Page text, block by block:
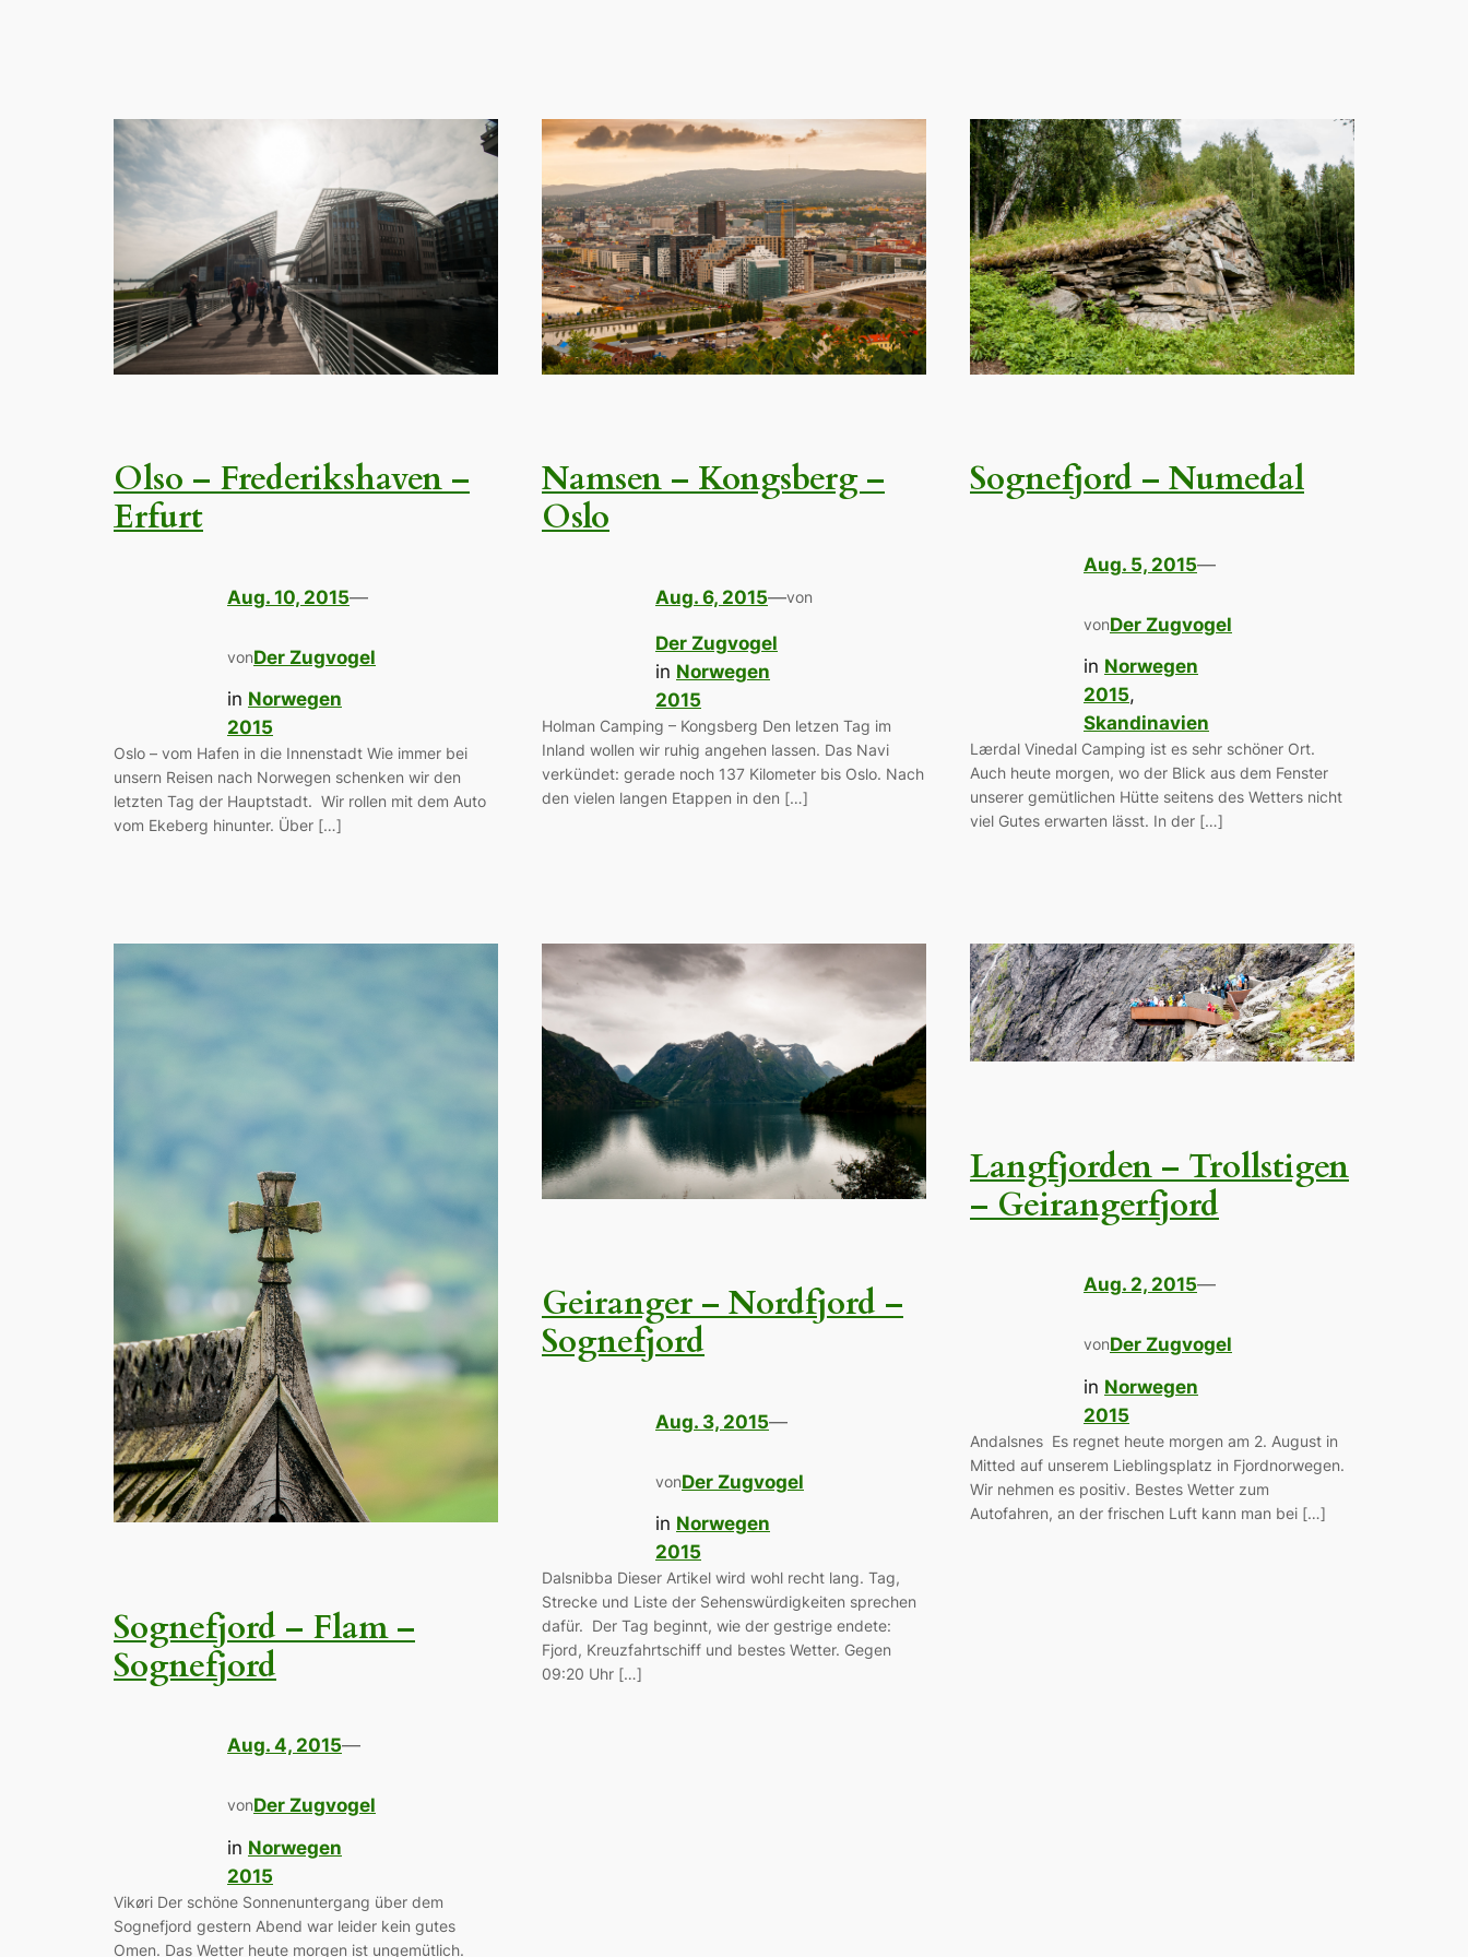
Olso – Frederikshaven –
Erfurt
Aug. 10, 2015—
vonDer Zugvogel
in Norwegen
2015
Oslo – vom Hafen in die Innenstadt Wie immer bei
unsern Reisen nach Norwegen schenken wir den
letzten Tag der Hauptstadt. Wir rollen mit dem Auto
vom Ekeberg hinunter. Über […]
Namsen – Kongsberg –
Oslo
Aug. 6, 2015—von
Der Zugvogel
in Norwegen
2015
Holman Camping – Kongsberg Den letzen Tag im
Inland wollen wir ruhig angehen lassen. Das Navi
verkündet: gerade noch 137 Kilometer bis Oslo. Nach
den vielen langen Etappen in den […]
Sognefjord – Numedal
Aug. 5, 2015—
vonDer Zugvogel
in Norwegen
2015
Skandinavien
Lærdal Vinedal Camping ist es sehr schöner Ort.
Auch heute morgen, wo der Blick aus dem Fenster
unserer gemütlichen Hütte seitens des Wetters nicht
viel Gutes erwarten lässt. In der […]
Sognefjord – Flam –
Sognefjord
Aug. 4, 2015—
vonDer Zugvogel
in Norwegen
2015
Vikøri Der schöne Sonnenuntergang über dem
Sognefjord gestern Abend war leider kein gutes
Omen. Das Wetter heute morgen ist ungemütlich.
Geiranger – Nordfjord –
Sognefjord
Aug. 3, 2015—
vonDer Zugvogel
in Norwegen
2015
Dalsnibba Dieser Artikel wird wohl recht lang. Tag,
Strecke und Liste der Sehenswürdigkeiten sprechen
dafür. Der Tag beginnt, wie der gestrige endete:
Fjord, Kreuzfahrtschiff und bestes Wetter. Gegen
09:20 Uhr […]
Langfjorden – Trollstigen
– Geirangerfjord
Aug. 2, 2015—
vonDer Zugvogel
in Norwegen
2015
Andalsnes Es regnet heute morgen am 2. August in
Mitted auf unserem Lieblingsplatz in Fjordnorwegen.
Wir nehmen es positiv. Bestes Wetter zum
Autofahren, an der frischen Luft kann man bei […]